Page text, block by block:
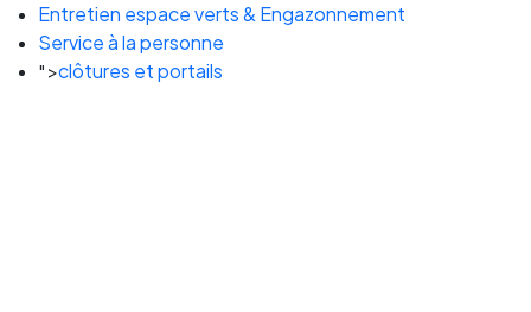
Entretien espace verts & Engazonnement
Service à la personne
">clôtures et portails